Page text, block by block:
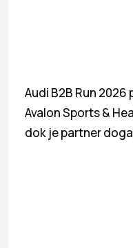
Audi B2B Run
Avalon Sports &
dok je partner